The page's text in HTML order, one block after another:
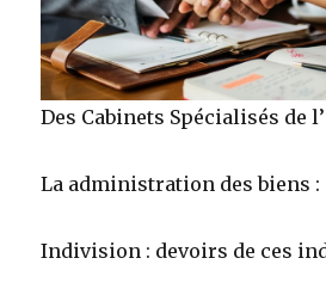
Des Cabinets Spécialisés de l’
La administration des biens :
Indivision : devoirs de ces